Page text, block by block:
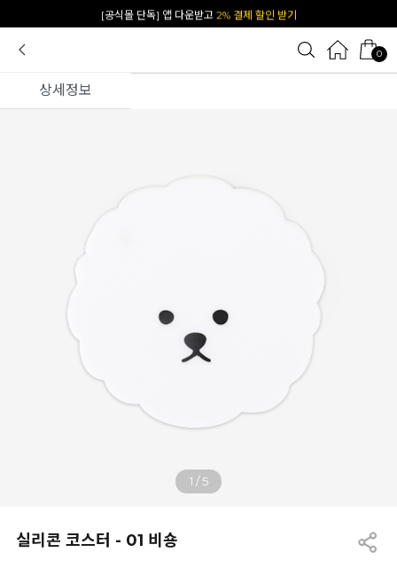
[공식몰 단독] 앱 다운받고 2% 결제 할인 받기
0
상세정보
1 /5
실리콘 코스터 - 01 비숑